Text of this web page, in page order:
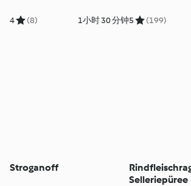
4 (8) 1小时 30 分钟5 (199)
Stroganoff
Selleriepüree